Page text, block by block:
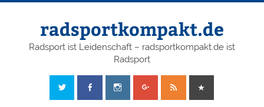
radsportkompakt.de
Radsport ist Leidenschaft – radsportkompakt.de ist
Radsport